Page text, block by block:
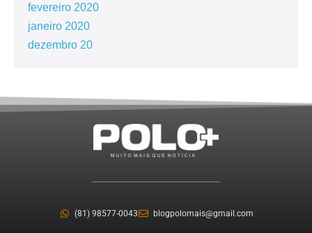
fevereiro 2020
janeiro 2020
dezembro 20
(81) 98577-0043 blogpolomais@gmail.com